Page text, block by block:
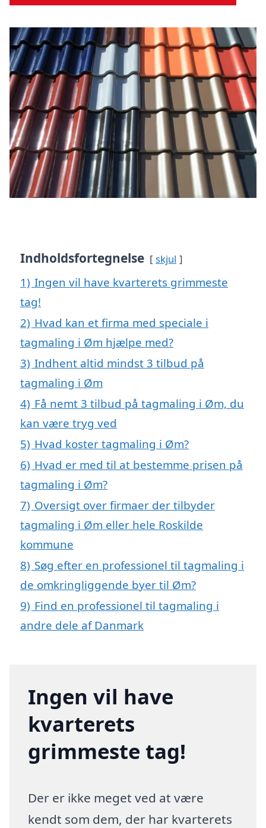
Indholdsfortegnelse skjul
1) Ingen vil have kvarterets grimmeste
tag!
2) Hvad kan et firma med speciale i
tagmaling i Øm hjælpe med?
3) Indhent altid mindst 3 tilbud på
tagmaling i Øm
4) Få nemt 3 tilbud på tagmaling i Øm, du
kan være tryg ved
5) Hvad koster tagmaling i Øm?
6) Hvad er med til at bestemme prisen på
tagmaling i Øm?
7) Oversigt over firmaer der tilbyder
tagmaling i Øm eller hele Roskilde
kommune
8) Søg efter en professionel til tagmaling i
de omkringliggende byer til Øm?
9) Find en professionel til tagmaling i
andre dele af Danmark
Ingen vil have
kvarterets
grimmeste tag!
Der er ikke meget ved at være
kendt som dem, der har kvarterets